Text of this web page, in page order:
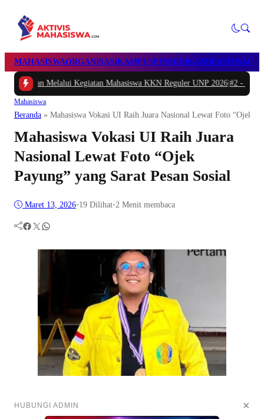
MAHASISWAORGANISASIKAMPUSPENDIDIKANBEASISWA
Kegiatan Mahasiswa KKN Reguler UNP 2026|#2 -Peduli Generasi
Mahasiswa
Beranda » Mahasiswa Vokasi UI Raih Juara Nasional Lewat Foto “Ojek
Mahasiswa Vokasi UI Raih Juara
Nasional Lewat Foto “Ojek
Payung” yang Sarat Pesan Sosial
Maret 13, 2026•19 Dilihat•2 Menit membaca
Facebook Twitter WhatsApp
HUBUNGI ADMIN ✕